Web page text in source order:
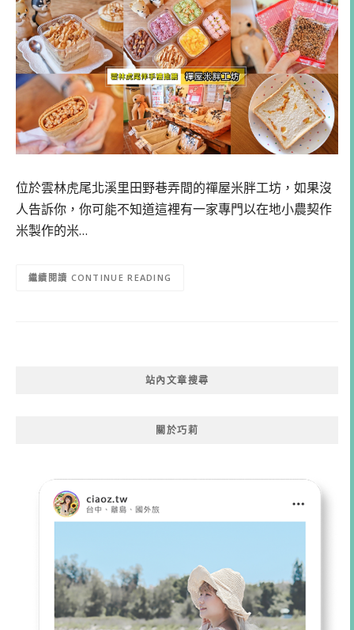
位於雲林虎尾北溪里田野巷弄間的禪屋米胖工坊，如果沒
人告訴你，你可能不知道這裡有一家專門以在地小農契作
米製作的米…
CONTINUE READING
站內文章搜尋
關於巧莉